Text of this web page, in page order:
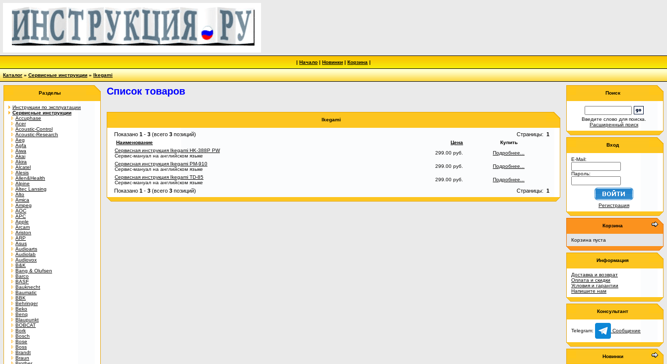
| Начало | Новинки | Корзина |
Каталог»Сервисные инструкции»Ikegami
Разделы
Инструкции по эксплуатации
Сервисные инструкции
Accuphase
Acer
Acoustic-Control
Acoustic-Research
Aeg
Agfa
Aiwa
Akai
Akira
Alcatel
Alesis
Allen&Health
Alpine
Altec Lansing
Alto
Amica
Ampeg
AOC
APC
Apple
Arcam
Ariston
ARP
Asus
Audioarts
Audiolab
Audiovox
B&K
Bang & Olufsen
Barco
BASF
Bauknecht
Baumatic
BBK
Behringer
Beko
Benq
Blaupunkt
BOBCAT
Bork
Bosch
Bose
Boss
Brandt
Braun
Список товаров
Ikegami
Показано 1 - 3 (всего 3 позиций) Страницы: 1
Наименование Цена
Купить
Сервисная инструкция Ikegami HK-388P PW
Сервис-мануал на английском языке
299.00 руб.
Подробнее...
Сервисная инструкция Ikegami PM-910
Сервис-мануал на английском языке
299.00 руб.
Подробнее...
Сервисная инструкция Ikegami TD-85
Сервис-мануал на английском языке
299.00 руб. Подробнее...
Показано 1 - 3 (всего 3 позиций) Страницы: 1
Поиск
Введите слово для поиска.
Расширенный поиск
Вход
E-Mail:
Пароль:
Регистрация
Корзина
Корзина пуста
Информация
Доставка и возврат
Оплата и скидки
Условия и гарантии
Напишите нам
Консультант
Telegram: Сообщение
Новинки